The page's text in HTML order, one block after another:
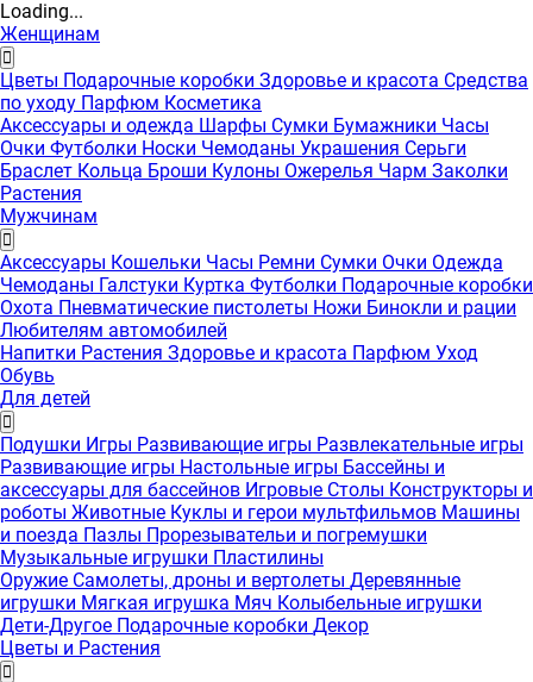
Loading...
Женщинам
Цветы Подарочные коробки Здоровье и красота Средства
по уходу Парфюм Косметика
Аксессуары и одежда Шарфы Сумки Бумажники Часы
Очки Футболки Носки Чемоданы Украшения Серьги
Браслет Кольца Броши Кулоны Ожерелья Чарм Заколки
Растения
Мужчинам
Аксессуары Кошельки Часы Ремни Сумки Очки Одежда
Чемоданы Галстуки Куртка Футболки Подарочные коробки
Охота Пневматические пистолеты Ножи Бинокли и рации
Любителям автомобилей
Напитки Растения Здоровье и красота Парфюм Уход
Обувь
Для детей
Подушки Игры Развивающие игры Развлекательные игры
Развивающие игры Настольные игры Бассейны и
аксессуары для бассейнов Игровые Столы Конструкторы и
роботы Животные Куклы и герои мультфильмов Машины
и поезда Пазлы Прорезывательи и погремушки
Музыкальные игрушки Пластилины
Оружие Самолеты, дроны и вертолеты Деревянные
игрушки Мягкая игрушка Мяч Колыбельные игрушки
Дети-Другое Подарочные коробки Декор
Цветы и Растения